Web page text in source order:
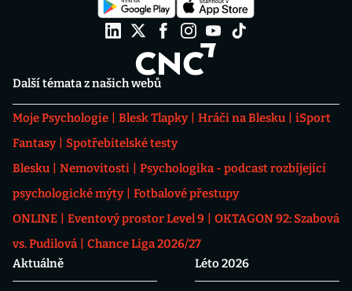
Další témata z našich webů
Moje Psychologie Blesk Tlapky Hráči na Blesku
iSport
Fantasy
Spotřebitelské testy
Blesku
Nemovitosti
Psychologika - podcast rozbíjející
psychologické mýty
Fotbalové přestupy
ONLINE
Eventový prostor Level 9
OKTAGON 92: Szabová
vs. Pudilová
Chance Liga 2026/27
Aktuálně
Léto 2026